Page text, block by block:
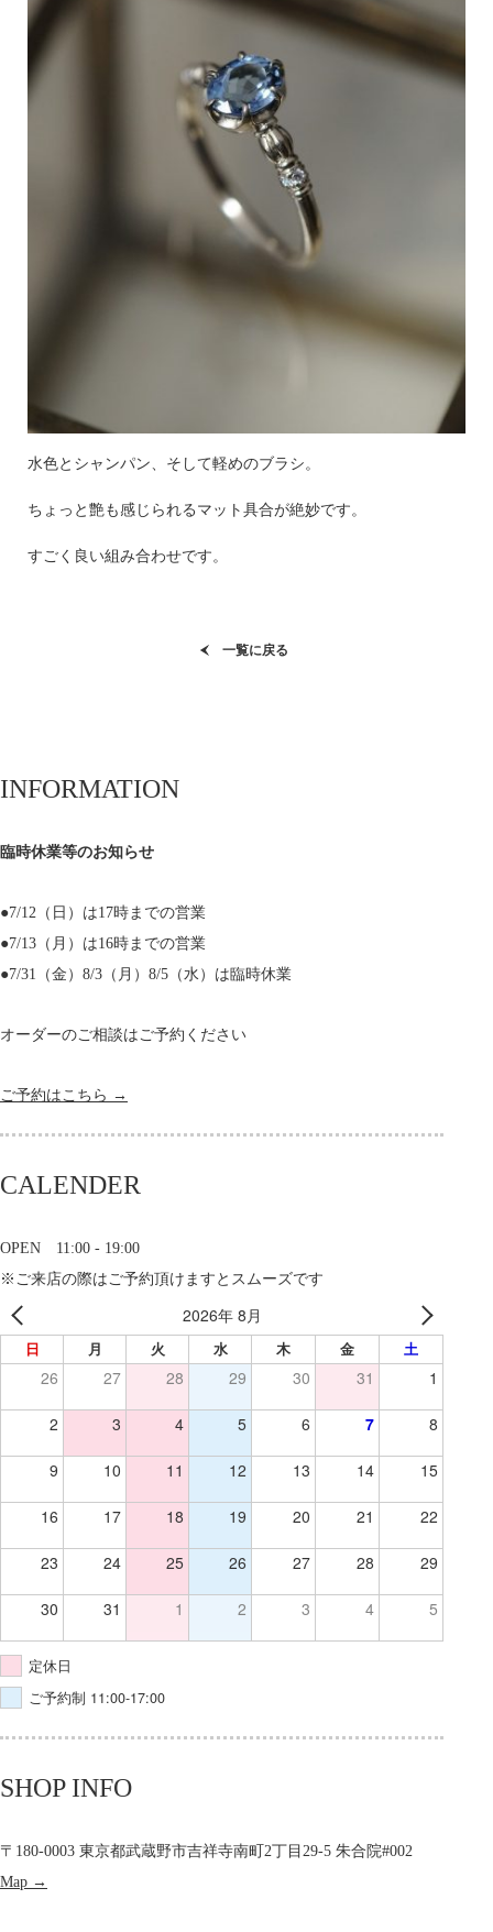
水色とシャンパン、そして軽めのブラシ。
ちょっと艶も感じられるマット具合が絶妙です。
すごく良い組み合わせです。
一覧に戻る
INFORMATION
臨時休業等のお知らせ
●7/12（日）は17時までの営業
●7/13（月）は16時までの営業
●7/31（金）8/3（月）8/5（水）は臨時休業
オーダーのご相談はご予約ください
ご予約はこちら →
CALENDER
OPEN 11:00 - 19:00
※ご来店の際はご予約頂けますとスムーズです
2026年 8月
日 月 火 水 木 金 土
26 27 28 29 30 31 1
2 3 4 5 6 7 8
9 10 11 12 13 14 15
16 17 18 19 20 21 22
23 24 25 26 27 28 29
30 31 1 2 3 4 5
定休日
ご予約制 11:00-17:00
SHOP INFO
〒180-0003 東京都武蔵野市吉祥寺南町2丁目29-5 朱合院#002
Map →